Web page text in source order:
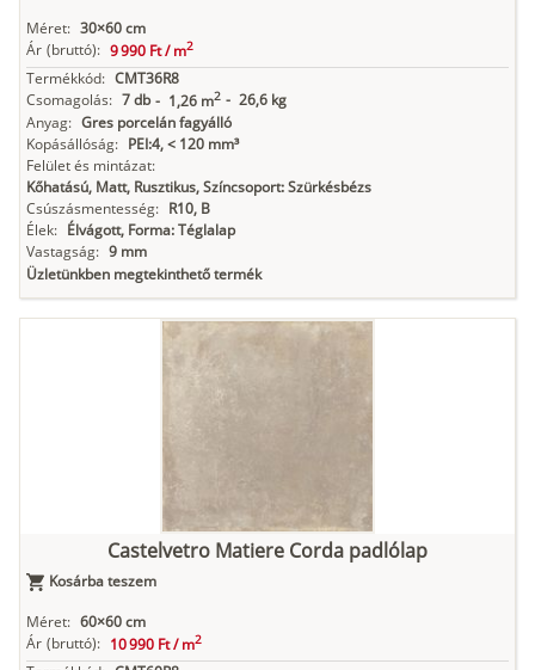
Méret: 30×60 cm
Ár (bruttó): 9 990 Ft /m2
Termékkód: CMT36R8
Csomagolás: 7 db - 1,26 m2 - 26,6 kg
Anyag: Gres porcelán fagyálló
Kopásállóság: PEI:4, < 120 mm³
Felület és mintázat:
Kőhatású, Matt, Rusztikus, Színcsoport: Szürkésbézs
Csúszásmentesség: R10, B
Élek: Élvágott, Forma: Téglalap
Vastagság: 9 mm
Üzletünkben megtekinthető termék
Castelvetro Matiere Corda padlólap
Kosárba teszem
Méret: 60×60 cm
Ár (bruttó): 10 990 Ft /m2